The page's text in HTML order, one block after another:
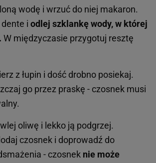
wodę i wrzuć do niej makaron.
i odlej szklankę wody, w której
W międzyczasie przygotuj resztę
z łupin i dość drobno posiekaj.
go przez praskę - czosnek musi
oliwę i lekko ją podgrzej.
czosnek i doprowadź do
- czosnek nie może